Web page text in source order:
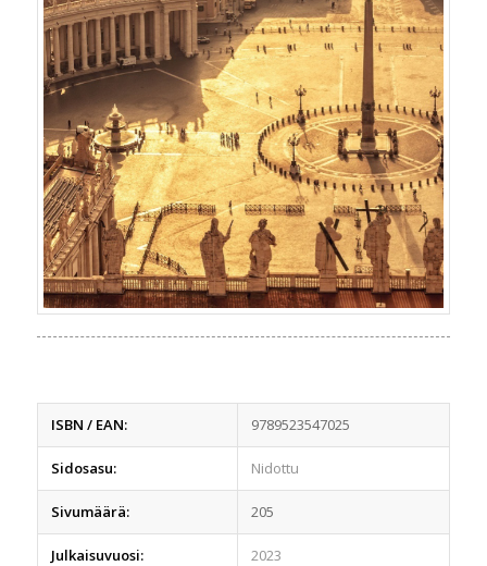
ISBN / EAN: 9789523547025
Sidosasu: Nidottu
Sivumäärä: 205
Julkaisuvuosi: 2023